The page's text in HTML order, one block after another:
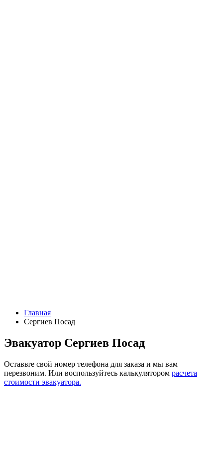
Главная
Сергиев Посад
Эвакуатор Сергиев Посад
Оставьте свой номер телефона для заказа и мы вам
перезвоним. Или воспользуйтесь калькулятором расчета
стоимости эвакуатора.